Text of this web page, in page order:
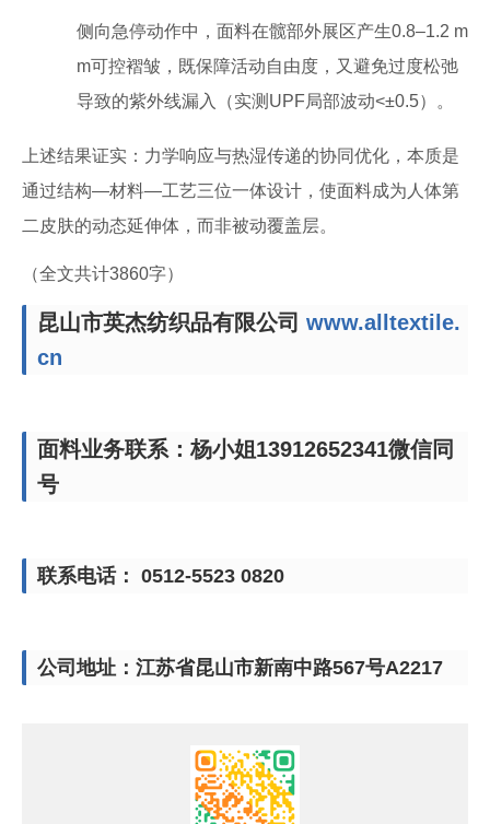
侧向急停动作中，面料在髋部外展区产生0.8–1.2 m
m可控褶皱，既保障活动自由度，又避免过度松弛
导致的紫外线漏入（实测UPF局部波动<±0.5）。
上述结果证实：力学响应与热湿传递的协同优化，本质是
通过结构—材料—工艺三位一体设计，使面料成为人体第
二皮肤的动态延伸体，而非被动覆盖层。
（全文共计3860字）
昆山市英杰纺织品有限公司 www.alltextile.
cn
面料业务联系：杨小姐13912652341微信同
号
联系电话： 0512-5523 0820
公司地址：江苏省昆山市新南中路567号A2217